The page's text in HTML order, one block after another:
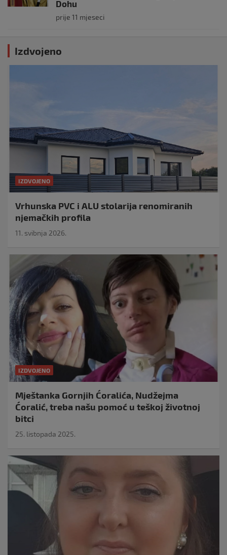
Dohu
prije 11 mjeseci
Izdvojeno
IZDVOJENO
Vrhunska PVC i ALU stolarija renomiranih
njemačkih profila
11. svibnja 2026.
IZDVOJENO
Mještanka Gornjih Ćoralića, Nudžejma
Ćoralić, treba našu pomoć u teškoj životnoj
bitci
25. listopada 2025.